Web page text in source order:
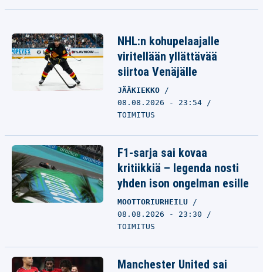
NHL:n kohupelaajalle
viritellään yllättävää
siirtoa Venäjälle
JÄÄKIEKKO
08.08.2026 - 23:54
TOIMITUS
F1-sarja sai kovaa
kritiikkiä – legenda nosti
yhden ison ongelman esille
MOOTTORIURHEILU
08.08.2026 - 23:30
TOIMITUS
Manchester United sai